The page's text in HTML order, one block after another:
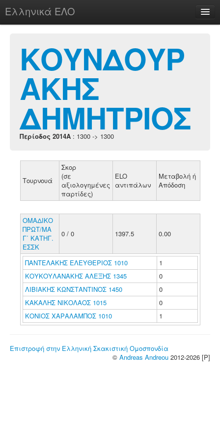
Ελληνικά ΕΛΟ
chesstu.be @ discord
Login
ΚΟΥΝΔΟΥΡ
ΑΚΗΣ
ΔΗΜΗΤΡΙΟΣ
Περίοδος 2014A : 1300 -> 1300
Τουρνουά
Σκορ
(σε
αξιολογημένες
παρτίδες)
ELO
αντιπάλων
Μεταβολή ή
Απόδοση
ΟΜΑΔΙΚΟ
ΠΡΩΤ/ΜΑ
Γ΄ ΚΑΤΗΓ.
ΕΣΣΚ
0 / 0 1397.5 0.00
ΠΑΝΤΕΛΑΚΗΣ ΕΛΕΥΘΕΡΙΟΣ 1010
1
ΚΟΥΚΟΥΛΑΝΑΚΗΣ ΑΛΕΞΗΣ 1345
0
ΛΙΒΙΑΚΗΣ ΚΩΝΣΤΑΝΤΙΝΟΣ 1450
0
ΚΑΚΑΛΗΣ ΝΙΚΟΛΑΟΣ 1015
0
ΚΟΝΙΟΣ ΧΑΡΑΛΑΜΠΟΣ 1010
1
Επιστροφή στην Ελληνική Σκακιστική Ομοσπονδία
© Andreas Andreou 2012-2026 [P]